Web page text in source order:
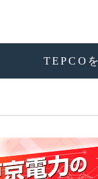
TEPCOを